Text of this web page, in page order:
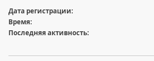
Дата регистрации:
Время:
Последняя активность: